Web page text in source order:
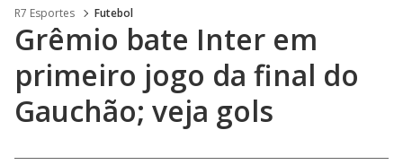
R7 Esportes Futebol
Grêmio bate Inter em
primeiro jogo da final do
Gauchão; veja gols